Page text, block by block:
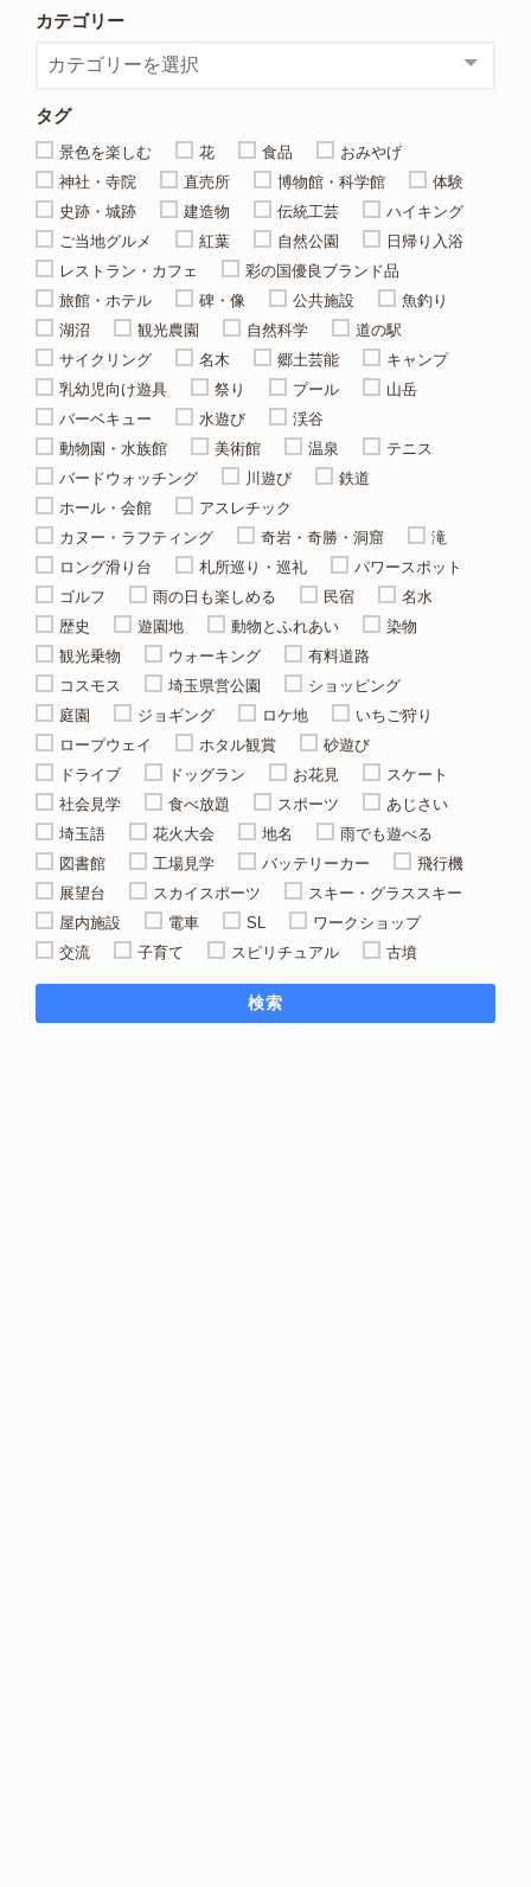
カテゴリー
タグ
景色を楽しむ 花 食品
おみやげ
神社・寺院
直売所 博物館・科学館
体験
史跡・城跡
建造物 伝統工芸
ハイキング
ご当地グルメ
紅葉 自然公園
日帰り入浴
レストラン・カフェ
彩の国優良ブランド品
旅館・ホテル
碑・像 公共施設
魚釣り
湖沼
観光農園 自然科学
道の駅
サイクリング
名木 郷土芸能
キャンプ
乳幼児向け遊具
祭り プール
山岳
バーベキュー
水遊び
渓谷
動物園・水族館
美術館 温泉
テニス
バードウォッチング
川遊び
鉄道
ホール・会館
アスレチック
カヌー・ラフティング
奇岩・奇勝・洞窟
滝
ロング滑り台
札所巡り・巡礼
パワースポット
ゴルフ
雨の日も楽しめる 民宿
名水
歴史
遊園地 動物とふれあい
染物
観光乗物
ウォーキング
有料道路
コスモス
埼玉県営公園
ショッピング
庭園
ジョギング ロケ地
いちご狩り
ロープウェイ
ホタル観賞
砂遊び
ドライブ
ドッグラン お花見
スケート
社会見学
食べ放題 スポーツ
あじさい
埼玉語
花火大会 地名
雨でも遊べる
図書館
工場見学 バッテリーカー
飛行機
展望台
スカイスポーツ
スキー・グラススキー
屋内施設
電車 SL
ワークショップ
交流
子育て スピリチュアル 古墳
検索